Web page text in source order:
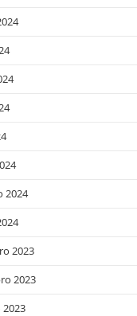
2024
2023
2023